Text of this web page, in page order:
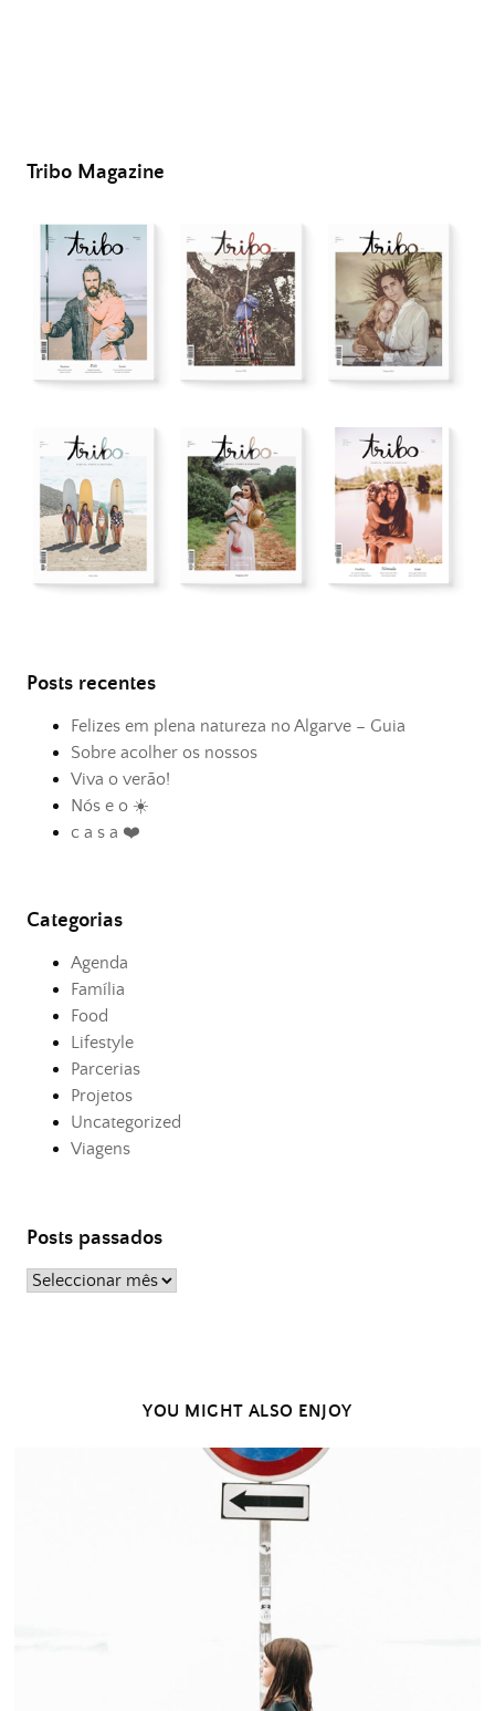
Tribo Magazine
Posts recentes
Felizes em plena natureza no Algarve – Guia
Sobre acolher os nossos
Viva o verão!
Nós e o ☀️
c a s a ❤️
Categorias
Agenda
Família
Food
Lifestyle
Parcerias
Projetos
Uncategorized
Viagens
Posts passados
Posts
YOU MIGHT ALSO ENJOY